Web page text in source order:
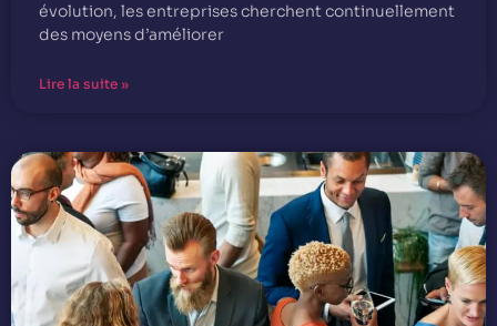
évolution, les entreprises cherchent continuellement
des moyens d’améliorer
Lire la suite »